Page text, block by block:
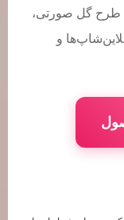
طرح گل صورتی،
و